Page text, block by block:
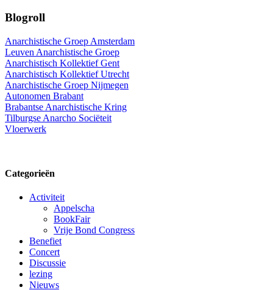
Blogroll
Anarchistische Groep Amsterdam
Leuven Anarchistische Groep
Anarchistisch Kollektief Gent
Anarchistisch Kollektief Utrecht
Anarchistische Groep Nijmegen
Autonomen Brabant
Brabantse Anarchistische Kring
Tilburgse Anarcho Sociëteit
Vloerwerk
Categorieën
Activiteit
Appelscha
BookFair
Vrije Bond Congress
Benefiet
Concert
Discussie
lezing
Nieuws